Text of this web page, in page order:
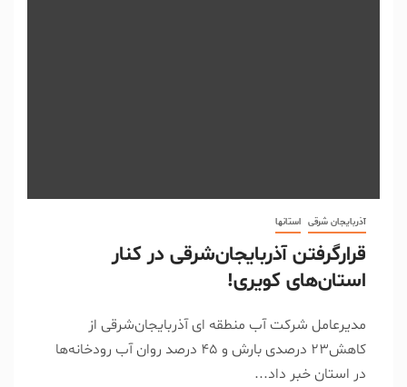
آذربایجان شرقی استانها
قرارگرفتن آذربایجان‌شرقی در کنار
استان‌های کویری!
مدیرعامل شرکت آب منطقه ای آذربایجان‌شرقی از
کاهش23 درصدی بارش و ۴۵ درصد روان آب رودخانه‌ها
در استان خبر داد...